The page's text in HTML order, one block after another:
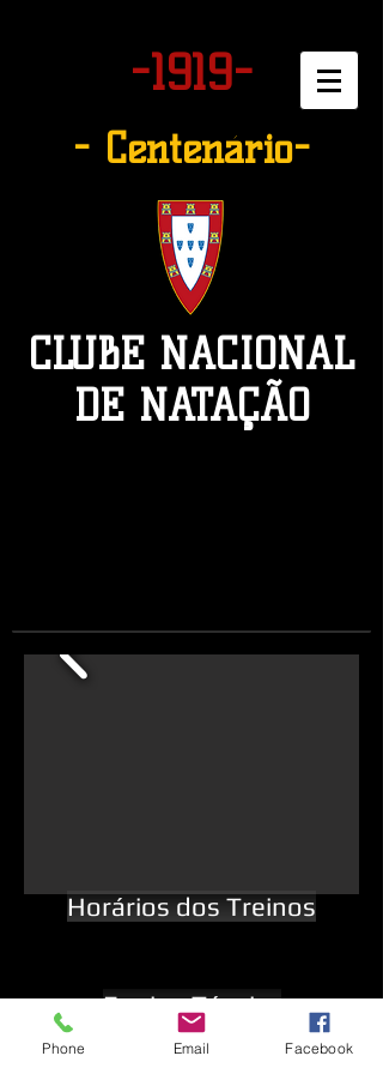
-1919-
- Centenário-
CLUBE NACIONAL
DE NATAÇÃO
Horários dos Treinos
Equipa Técnica
Phone Email Facebook